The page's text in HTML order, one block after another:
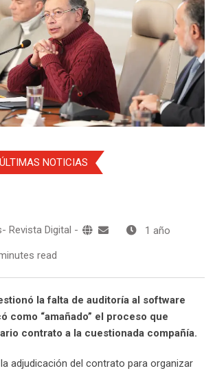
ÚLTIMAS NOTICIAS
Revista Digital - 1 año
read
la falta de auditoría al software
como “amañado” el proceso que
contrato a la cuestionada compañía.
adjudicación del contrato para organizar